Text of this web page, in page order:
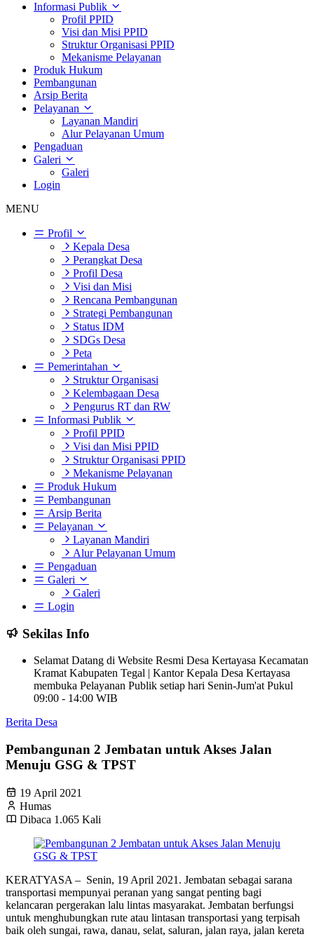
Informasi Publik
Profil PPID
Visi dan Misi PPID
Struktur Organisasi PPID
Mekanisme Pelayanan
Produk Hukum
Pembangunan
Arsip Berita
Pelayanan
Layanan Mandiri
Alur Pelayanan Umum
Pengaduan
Galeri
Galeri
Login
MENU
Profil
Kepala Desa
Perangkat Desa
Profil Desa
Visi dan Misi
Rencana Pembangunan
Strategi Pembangunan
Status IDM
SDGs Desa
Peta
Pemerintahan
Struktur Organisasi
Kelembagaan Desa
Pengurus RT dan RW
Informasi Publik
Profil PPID
Visi dan Misi PPID
Struktur Organisasi PPID
Mekanisme Pelayanan
Produk Hukum
Pembangunan
Arsip Berita
Pelayanan
Layanan Mandiri
Alur Pelayanan Umum
Pengaduan
Galeri
Galeri
Login
Sekilas Info
Selamat Datang di Website Resmi Desa Kertayasa Kecamatan
Kramat Kabupaten Tegal | Kantor Kepala Desa Kertayasa
membuka Pelayanan Publik setiap hari Senin-Jum'at Pukul
09:00 - 14:00 WIB
Berita Desa
Pembangunan 2 Jembatan untuk Akses Jalan
Menuju GSG & TPST
19 April 2021
Humas
Dibaca 1.065 Kali
KERATYASA – Senin, 19 April 2021. Jembatan sebagai sarana
transportasi mempunyai peranan yang sangat penting bagi
kelancaran pergerakan lalu lintas masyarakat. Jembatan berfungsi
untuk menghubungkan rute atau lintasan transportasi yang terpisah
baik oleh sungai, rawa, danau, selat, saluran, jalan raya, jalan kereta